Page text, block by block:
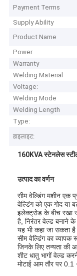
Payment Terms
Supply Ability
Product Name
Power
Warranty
Welding Material
Voltage:
Welding Mode
Welding Length
Type:
हाइलाइट:
160KVA स्टेनलेस स्टील
उत्पाद का वर्णन
सीम वेल्डिंग मशीन एक
वेल्डिंग को एक गोद या
इलेक्ट्रोड के बीच रखा
है, निरंतर वेल्ड बनाने के
यह भी कहा जा सकता है
सीम वेल्डिंग का व्यापक
जिनके लिए तन्यता की
शीट धातु भागों वेल्ड
मोटाई आम तौर पर 0.1